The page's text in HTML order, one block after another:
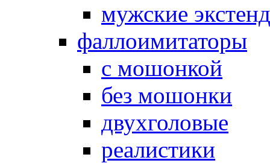
мужские
фаллоимитаторы
с мошонкой
без мошонки
двухголовые
реалистики